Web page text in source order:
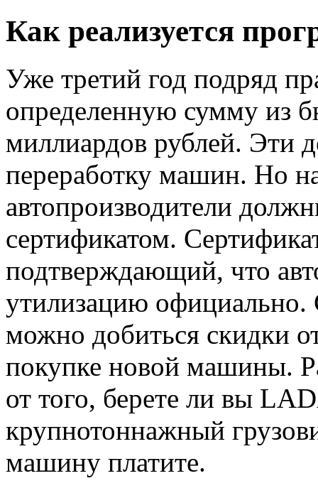
Как реализуется
Уже третий год подряд
определенную сумму из
миллиардов рублей. Эти
переработку машин. Но
автопроизводители
сертификатом.
подтверждающий, что
утилизацию
можно добиться скидки
покупке новой машины.
от того, берете ли вы
крупнотоннажный
машину платите.